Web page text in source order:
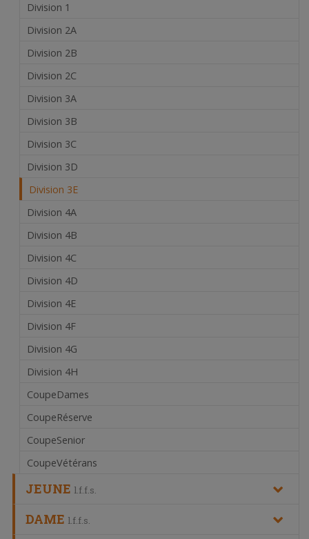
Division 1
Division 2A
Division 2B
Division 2C
Division 3A
Division 3B
Division 3C
Division 3D
Division 3E
Division 4A
Division 4B
Division 4C
Division 4D
Division 4E
Division 4F
Division 4G
Division 4H
CoupeDames
CoupeRéserve
CoupeSenior
CoupeVétérans
JEUNE l.f.f.s.
DAME l.f.f.s.